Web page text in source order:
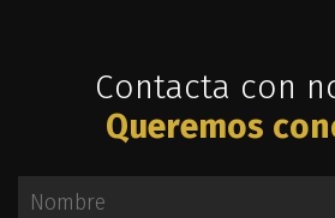
Contacta con
Queremos